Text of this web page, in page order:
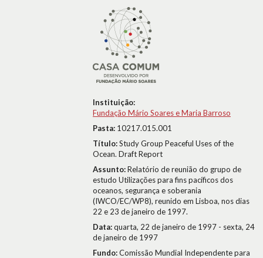
Instituição:
Fundação Mário Soares e Maria Barroso
Pasta: 10217.015.001
Título:Study Group Peaceful Uses of the
Ocean. Draft Report
Assunto:Relatório de reunião do grupo de
estudo Utilizações para fins pacíficos dos
oceanos, segurança e soberania
(IWCO/EC/WP8), reunido em Lisboa, nos dias
22 e 23 de janeiro de 1997.
Data:quarta, 22 de janeiro de 1997 - sexta, 24
de janeiro de 1997
Fundo:Comissão Mundial Independente para